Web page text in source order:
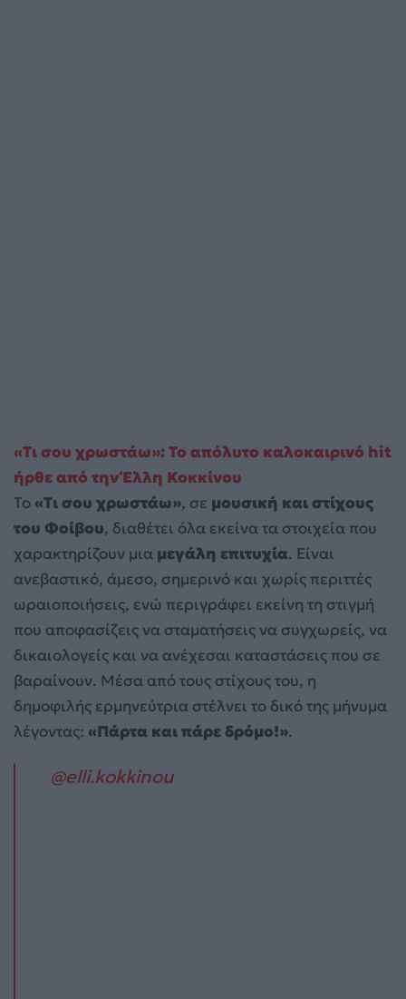
«Τι σου χρωστάω»: To απόλυτο καλοκαιρινό hit
ήρθε από την Έλλη Κοκκίνου
Το«Τι σου χρωστάω», σε μουσική και στίχους
του Φοίβου, διαθέτει όλα εκείνα τα στοιχεία που
χαρακτηρίζουν μια μεγάλη επιτυχία. Είναι
ανεβαστικό, άμεσο, σημερινό και χωρίς περιττές
ωραιοποιήσεις, ενώ περιγράφει εκείνη τη στιγμή
που αποφασίζεις να σταματήσεις να συγχωρείς, να
δικαιολογείς και να ανέχεσαι καταστάσεις που σε
βαραίνουν. Μέσα από τους στίχους του, η
δημοφιλής ερμηνεύτρια στέλνει το δικό της μήνυμα
λέγοντας: «Πάρτα και πάρε δρόμο!».
@elli.kokkinou